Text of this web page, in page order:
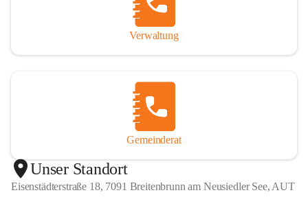
Verwaltung
Gemeinderat
Unser Standort
Eisenstädterstraße 18, 7091 Breitenbrunn am Neusiedler See, AUT